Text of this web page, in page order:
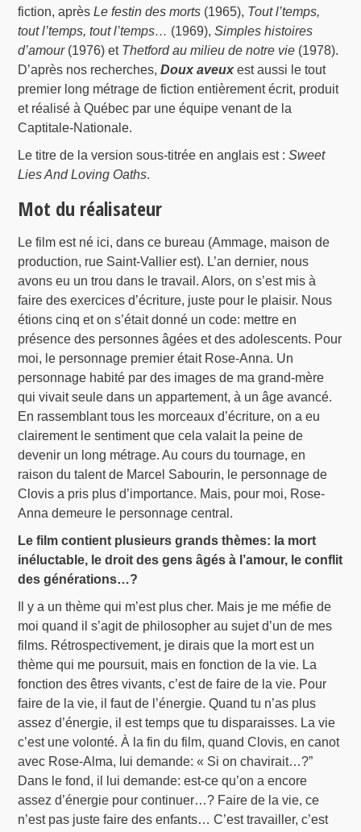
fiction, aprèsLe festin des morts (1965), Tout l’temps,
tout l’temps, tout l’temps… (1969),Simples histoires
d’amour(1976) et Thetford au milieu de notre vie (1978).
D’après nos recherches,Doux aveux est aussi le tout
premier long métrage de fiction entièrement écrit, produit
et réalisé à Québec par une équipe venant de la
Captitale-Nationale.
Le titre de la version sous-titrée en anglais est :Sweet
Lies And Loving Oaths.
Mot du réalisateur
Le film est né ici, dans ce bureau (Ammage, maison de
production, rue Saint-Vallier est). L’an dernier, nous
avons eu un trou dans le travail. Alors, on s’est mis à
faire des exercices d’écriture, juste pour le plaisir. Nous
étions cinq et on s’était donné un code: mettre en
présence des personnes âgées et des adolescents. Pour
moi, le personnage premier était Rose-Anna. Un
personnage habité par des images de ma grand-mère
qui vivait seule dans un appartement, à un âge avancé.
En rassemblant tous les morceaux d’écriture, on a eu
clairement le sentiment que cela valait la peine de
devenir un long métrage. Au cours du tournage, en
raison du talent de Marcel Sabourin, le personnage de
Clovis a pris plus d’importance. Mais, pour moi, Rose-
Anna demeure le personnage central.
Le film contient plusieurs grands thèmes: la mort
inéluctable, le droit des gens âgés à l’amour, le conflit
des générations…?
Il y a un thème qui m’est plus cher. Mais je me méfie de
moi quand il s’agit de philosopher au sujet d’un de mes
films. Rétrospectivement, je dirais que la mort est un
thème qui me poursuit, mais en fonction de la vie. La
fonction des êtres vivants, c’est de faire de la vie. Pour
faire de la vie, il faut de l’énergie. Quand tu n’as plus
assez d’énergie, il est temps que tu disparaisses. La vie
c’est une volonté. À la fin du film, quand Clovis, en canot
avec Rose-Alma, lui demande: « Si on chavirait…?”
Dans le fond, il lui demande: est-ce qu’on a encore
assez d’énergie pour continuer…? Faire de la vie, ce
n’est pas juste faire des enfants… C’est travailler, c’est